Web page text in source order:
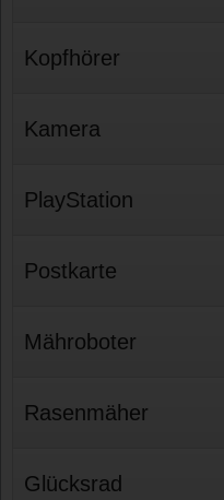
Kopfhörer
Kamera
PlayStation
Postkarte
Mähroboter
Rasenmäher
Glücksrad